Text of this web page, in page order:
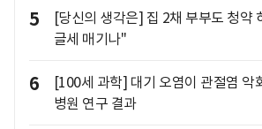
5
[당신의 생각은] 집 2채 부부도 청약
글세 매기나"
6
[100세 과학] 대기 오염이 관절염
병원 연구 결과